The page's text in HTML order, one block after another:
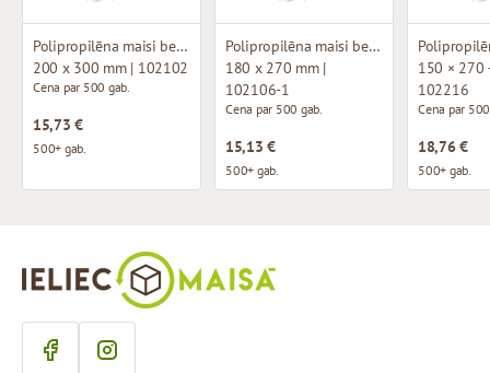
Polipropilēna maisi bez pamatnes
200 x 300 mm | 102102
Cena par 500 gab.
15,73 €
500+ gab.
Polipropilēna maisi bez pamatnes
180 x 270 mm |
102106-1
Cena par 500 gab.
15,13 €
500+ gab.
150 × 270
102216
Cena par
18,76 €
500+ gab.